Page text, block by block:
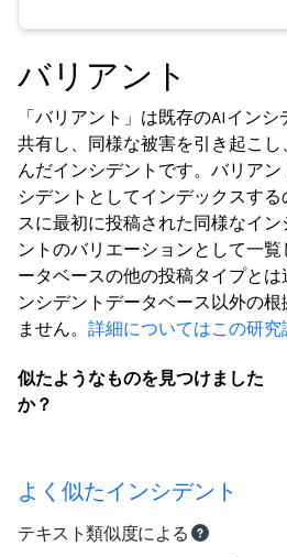
バリアント
「バリアント」は既存のAIイン
共有し、同様な被害を引き起こ
んだインシデントです。バリア
シデントとしてインデックスす
スに最初に投稿された同様なイ
ントのバリエーションとして一
ータベースの他の投稿タイプと
ンシデントデータベース以外の
ません。 詳細についてはこの研
似たようなものを見つけました
か？
よく似たインシデント
テキスト類似度による